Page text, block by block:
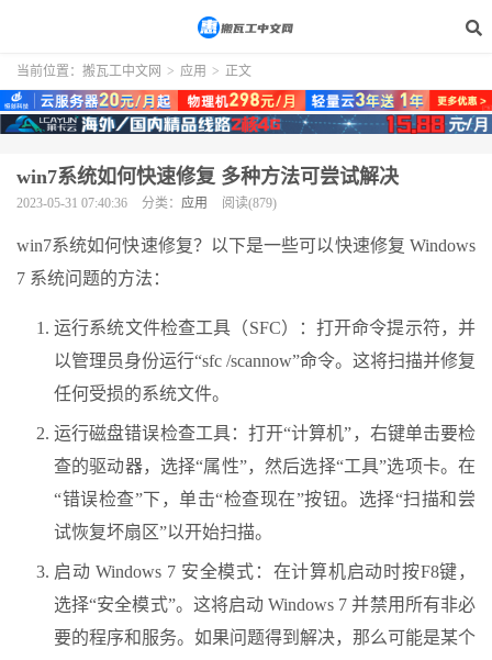
当前位置： 搬瓦工中文网 > 应用 > 正文
win7系统如何快速修复 多种方法可尝试解决
2023-05-31 07:40:36 分类： 应用 阅读(879)
win7系统如何快速修复？以下是一些可以快速修复 Windows
7 系统问题的方法：
运行系统文件检查工具（SFC）：打开命令提示符，并
以管理员身份运行“sfc /scannow”命令。这将扫描并修复
任何受损的系统文件。
运行磁盘错误检查工具：打开“计算机”，右键单击要检
查的驱动器，选择“属性”，然后选择“工具”选项卡。在
“错误检查”下，单击“检查现在”按钮。选择“扫描和尝
试恢复坏扇区”以开始扫描。
启动 Windows 7 安全模式：在计算机启动时按F8键，
选择“安全模式”。这将启动 Windows 7 并禁用所有非必
要的程序和服务。如果问题得到解决，那么可能是某个